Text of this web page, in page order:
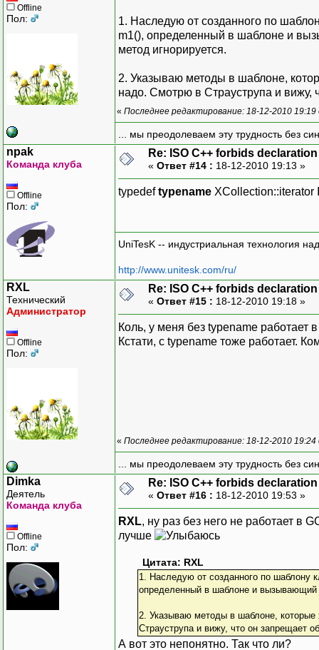
Offline
Пол:
1. Наследую от созданного по
m1(), определенный в шаблоне и
метод игнорируется.
2. Указываю методы в шаблоне,
надо. Смотрю в Страуструпа и вижу,
« Последнее редактирование: 18-12-2010
... мы преодолеваем эту трудность без
npak
Команда клуба
Offline
Пол:
Re: ISO C++ forbids declaration
« Ответ #14 : 18-12-2010 19:13 »
typedeftypename XCollection::iterator
UniTesK -- индустриальная технология
http://www.unitesk.com/ru/
RXL
Технический
Администратор
Offline
Пол:
Re: ISO C++ forbids declaration
« Ответ #15 : 18-12-2010 19:18 »
Коль, у меня без typename работает
Кстати, с typename тоже работает.
« Последнее редактирование: 18-12-2010
... мы преодолеваем эту трудность без
Dimka
Деятель
Команда клуба
Offline
Пол:
Re: ISO C++ forbids declaration
« Ответ #16 : 18-12-2010 19:53 »
RXL, ну раз без него не работает в
лучше
Цитата: RXL
1. Наследую от созданного по шаблону
определенный в шаблоне и вызывающий
2. Указываю методы в шаблоне, которые
Страуструпа и вижу, что он запрещает
А вот это непонятно. Так что ли?